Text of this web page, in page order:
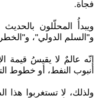
فجأة.
ويبدأُ المحلّلون
و"السلم الدولي"،
إنّه عالمٌ لا يقيسُ قيمة
أنبوب النفط، أو خطوط
ولذلك، لا تستغربوا هذا